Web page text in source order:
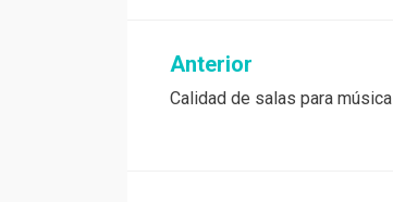
Navegación
de
Anterior
Calidad de salas para